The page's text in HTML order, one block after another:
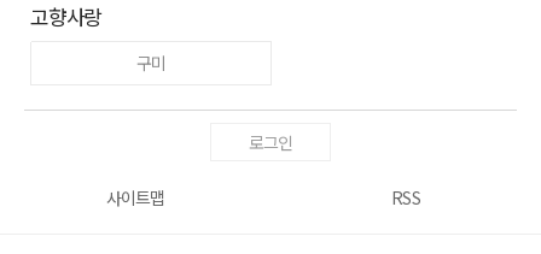
고향사랑
구미
로그인
사이트맵 RSS